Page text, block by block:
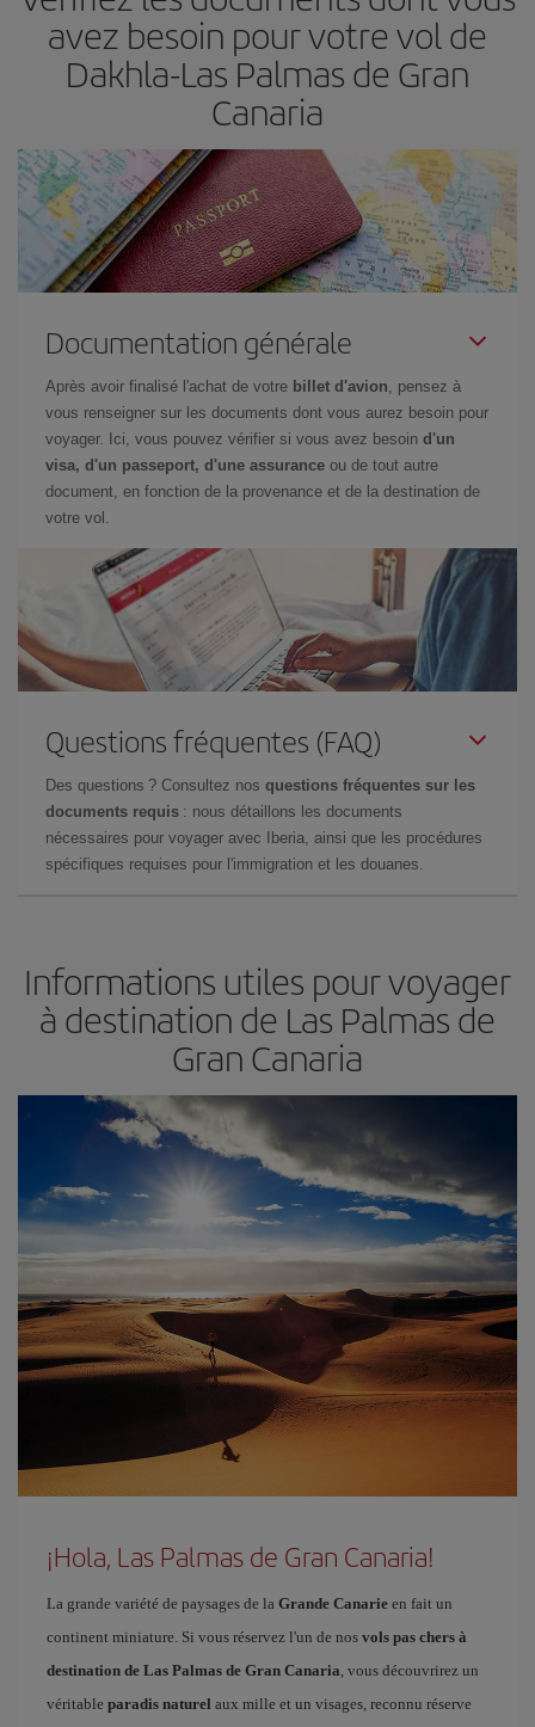
restant flexible sur les dates et les horaires de vol lors de votre
recherche, vous pourrezchoisir le prix le plus économique.
avez besoin pour votre vol de
Dakhla-Las Palmas de Gran
Canaria
Documentation générale
Après avoir finalisé l'achat de votre billet d'avion, pensez à
vous renseigner sur les documents dont vous aurez besoin pour
voyager. Ici, vous pouvez vérifier si vous avez besoin d'un
visa, d'un passeport, d'une assurance ou de tout autre
document, en fonction de la provenance et de la destination de
votre vol.
Questions fréquentes (FAQ)
Des questions ? Consultez nos questions fréquentes sur les
documents requis : nous détaillons les documents
nécessaires pour voyager avec Iberia, ainsi que les procédures
spécifiques requises pour l'immigration et les douanes.
Informations utiles pour voyager
à destination de Las Palmas de
Gran Canaria
¡Hola, Las Palmas de Gran Canaria!
La grande variété de paysages de la Grande Canarie en fait un
continent miniature. Si vous réservez l'un de nos vols pas chers à
destination de Las Palmas de Gran Canaria, vous découvrirez un
véritable paradis naturel aux mille et un visages, reconnu réserve